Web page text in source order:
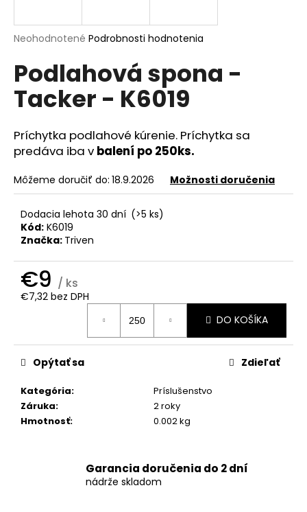
Priemerné
produktu
je
0,0
hviezdičiek.
Neohodnotené Podrobnosti hodnotenia
Podlahová spona -
Tacker - K6019
Príchytka podlahové kúrenie. Príchytka sa
predáva iba v balení po 250ks.
Môžeme doručiť do: 18.9.2026 Možnosti doručenia
Dodacia lehota 30 dní (>5 ks)
Kód: K6019
Značka: Triven
€9 / ks
€7,32 bez DPH
DO KOŠÍKA
Kategória:
Príslušenstvo
Záruka:
2 roky
Hmotnosť: 0.002 kg
Opýtať sa Zdieľať
Garancia doručenia do 2 dní
nádrže skladom
j
ť
?
HĽADAŤ
O
d
p
o
ú
m
e